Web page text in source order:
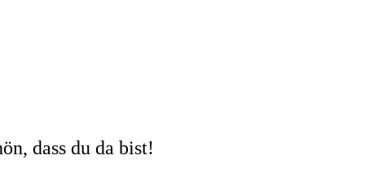
dass du da bist!